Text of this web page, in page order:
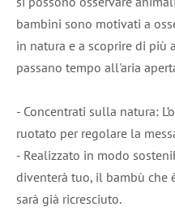
bambini sono motivati a
in natura e a scoprire di più
passano tempo all'aria
- Concentrati sulla natura:
ruotato per regolare la
- Realizzato in modo
diventerà tuo, il bambù che
sarà già ricresciuto.